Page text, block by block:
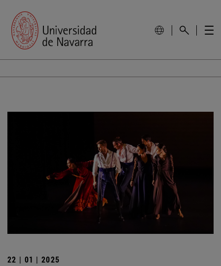
22 | 01 | 2025